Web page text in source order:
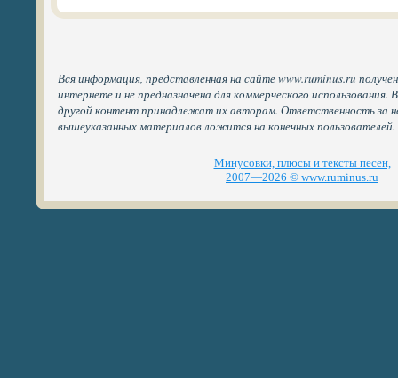
Вся информация, представленная на сайте www.ruminus.ru
интернете и не предназначена для коммерческого
другой контент принадлежат их авторам. Ответственность за
вышеуказанных материалов ложится на конечных пользователей.
Минусовки, плюсы и тексты песен,
2007—2026 © www.ruminus.ru